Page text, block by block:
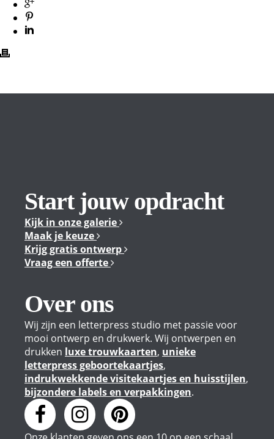
Start jouw opdracht
Kijk in onze galerie
Maak je keuze
Krijg gratis ontwerp
Vraag een offerte
Over ons
Wij zijn een letterpress studio met passie voor
mooi ontwerp en drukwerk. Wij ontwerpen en
drukken luxe trouwkaarten, unieke
letterpress geboortekaartjes,
indrukwekkende visitekaartjes en huisstijlen,
bijzondere labels en verpakkingen.